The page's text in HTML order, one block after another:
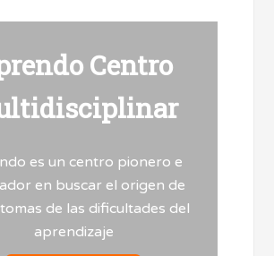
Centro
es un centro pionero e
en buscar el origen de
de las dificultades del
aprendizaje